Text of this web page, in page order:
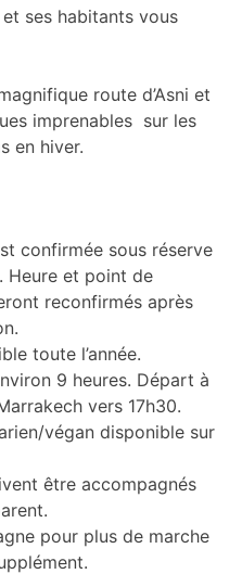
ses habitants vous
route d’Asni et
imprenables sur les
en hiver.
confirmée sous réserve
Heure et point de
reconfirmés après
toute l’année.
9 heures. Départ à
vers 17h30.
végan disponible sur
être accompagnés
pour plus de marche